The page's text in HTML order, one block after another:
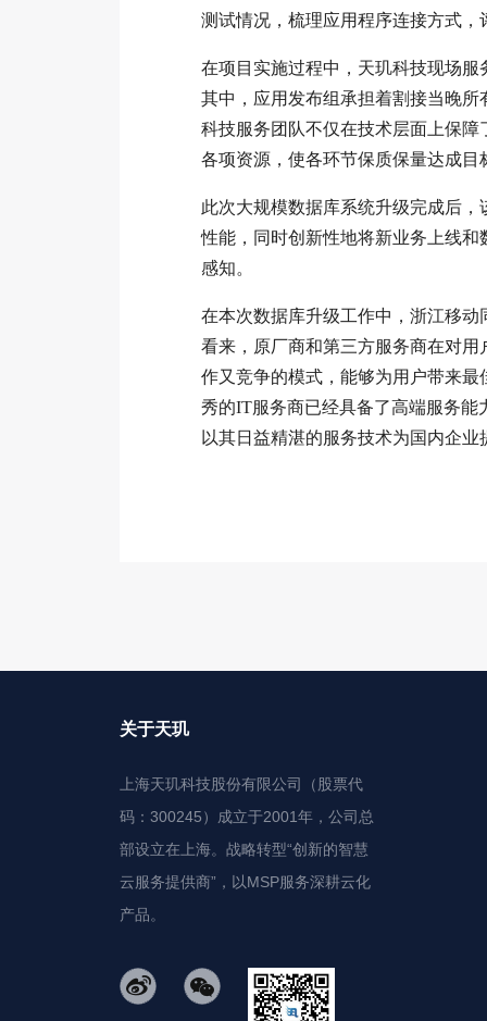
测试情况，梳理应用程序连接方式
在项目实施过程中，天玑科技现场
其中，应用发布组承担着割接当晚
科技服务团队不仅在技术层面上保
各项资源，使各环节保质保量达成目
此次大规模数据库系统升级完成后，
性能，同时创新性地将新业务上线
感知。
在本次数据库升级工作中，浙江移
看来，原厂商和第三方服务商在对
作又竞争的模式，能够为用户带来
秀的IT服务商已经具备了高端服务
以其日益精湛的服务技术为国内企
关于天玑
上海天玑科技股份有限公司（股票代
码：300245）成立于2001年，公司总
部设立在上海。战略转型“创新的智慧
云服务提供商”，以MSP服务深耕云化
产品。